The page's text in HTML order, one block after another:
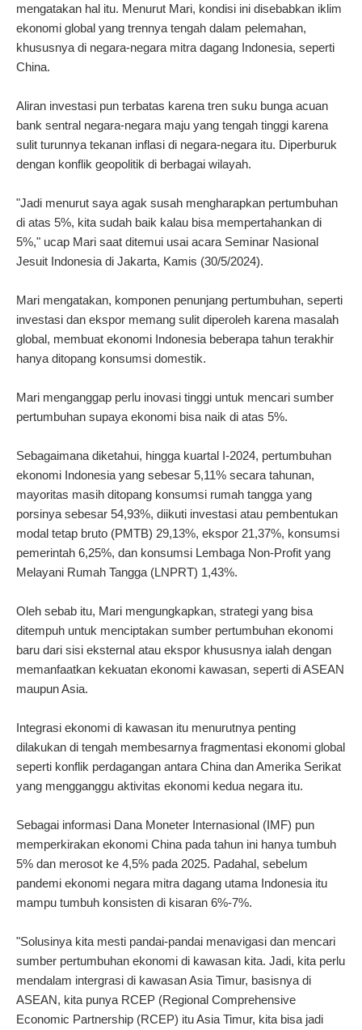
mengatakan hal itu. Menurut Mari, kondisi ini disebabkan iklim
ekonomi global yang trennya tengah dalam pelemahan,
khususnya di negara-negara mitra dagang Indonesia, seperti
China.
Aliran investasi pun terbatas karena tren suku bunga acuan
bank sentral negara-negara maju yang tengah tinggi karena
sulit turunnya tekanan inflasi di negara-negara itu. Diperburuk
dengan konflik geopolitik di berbagai wilayah.
"Jadi menurut saya agak susah mengharapkan pertumbuhan
di atas 5%, kita sudah baik kalau bisa mempertahankan di
5%," ucap Mari saat ditemui usai acara Seminar Nasional
Jesuit Indonesia di Jakarta, Kamis (30/5/2024).
Mari mengatakan, komponen penunjang pertumbuhan, seperti
investasi dan ekspor memang sulit diperoleh karena masalah
global, membuat ekonomi Indonesia beberapa tahun terakhir
hanya ditopang konsumsi domestik.
Mari menganggap perlu inovasi tinggi untuk mencari sumber
pertumbuhan supaya ekonomi bisa naik di atas 5%.
Sebagaimana diketahui, hingga kuartal I-2024, pertumbuhan
ekonomi Indonesia yang sebesar 5,11% secara tahunan,
mayoritas masih ditopang konsumsi rumah tangga yang
porsinya sebesar 54,93%, diikuti investasi atau pembentukan
modal tetap bruto (PMTB) 29,13%, ekspor 21,37%, konsumsi
pemerintah 6,25%, dan konsumsi Lembaga Non-Profit yang
Melayani Rumah Tangga (LNPRT) 1,43%.
Oleh sebab itu, Mari mengungkapkan, strategi yang bisa
ditempuh untuk menciptakan sumber pertumbuhan ekonomi
baru dari sisi eksternal atau ekspor khususnya ialah dengan
memanfaatkan kekuatan ekonomi kawasan, seperti di ASEAN
maupun Asia.
Integrasi ekonomi di kawasan itu menurutnya penting
dilakukan di tengah membesarnya fragmentasi ekonomi global
seperti konflik perdagangan antara China dan Amerika Serikat
yang mengganggu aktivitas ekonomi kedua negara itu.
Sebagai informasi Dana Moneter Internasional (IMF) pun
memperkirakan ekonomi China pada tahun ini hanya tumbuh
5% dan merosot ke 4,5% pada 2025. Padahal, sebelum
pandemi ekonomi negara mitra dagang utama Indonesia itu
mampu tumbuh konsisten di kisaran 6%-7%.
"Solusinya kita mesti pandai-pandai menavigasi dan mencari
sumber pertumbuhan ekonomi di kawasan kita. Jadi, kita perlu
mendalam intergrasi di kawasan Asia Timur, basisnya di
ASEAN, kita punya RCEP (Regional Comprehensive
Economic Partnership (RCEP) itu Asia Timur, kita bisa jadi